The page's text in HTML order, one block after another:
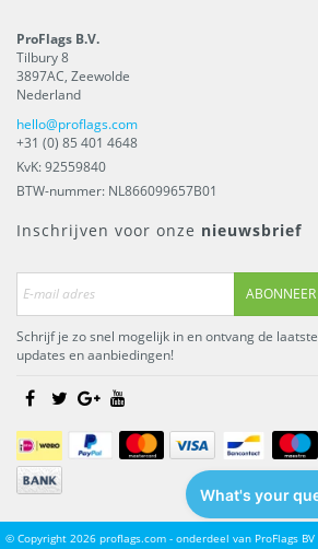
ProFlags B.V.
Tilbury 8
3897AC, Zeewolde
Nederland
hello@proflags.com
+31 (0) 85 401 4648
KvK: 92559840
BTW-nummer: NL866099657B01
Inschrijven voor onze nieuwsbrief
ABONNEER
Schrijf je zo snel mogelijk in en ontvang de laatste
updates en aanbiedingen!
© Copyright 2026 proflags.com - onderdeel van ProFlags BV